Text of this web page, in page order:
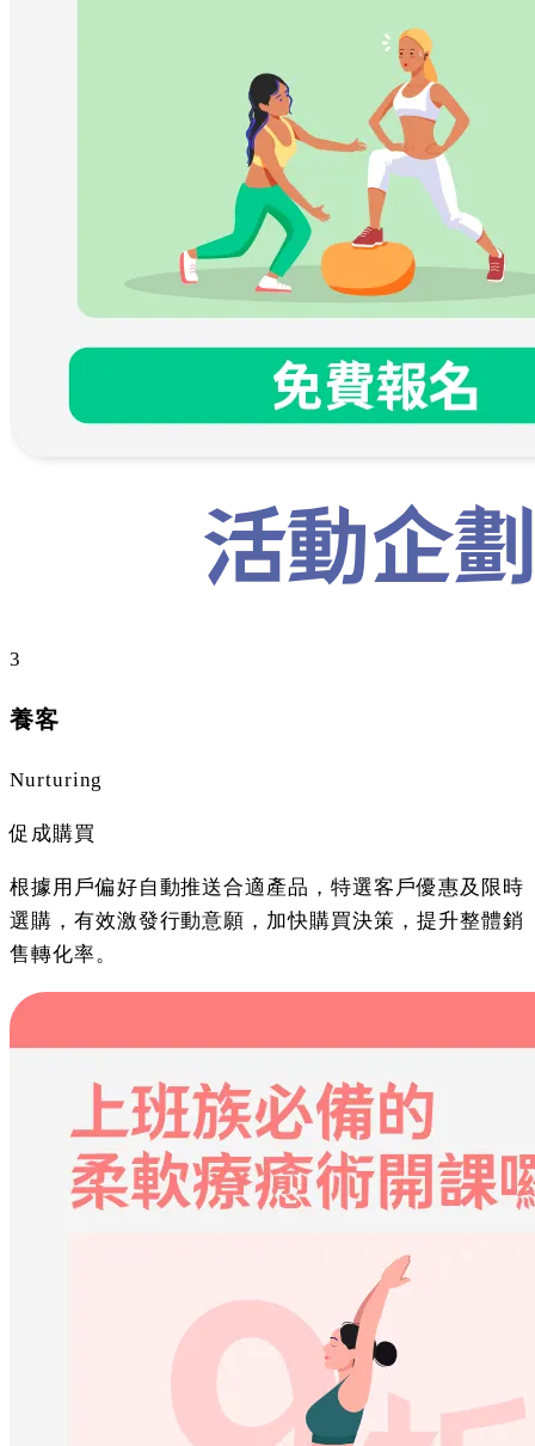
3
養客
Nurturing
促成購買
根據用戶偏好自動推送合適產品，特選客戶優惠及限時
選購，有效激發行動意願，加快購買決策，提升整體銷
售轉化率。